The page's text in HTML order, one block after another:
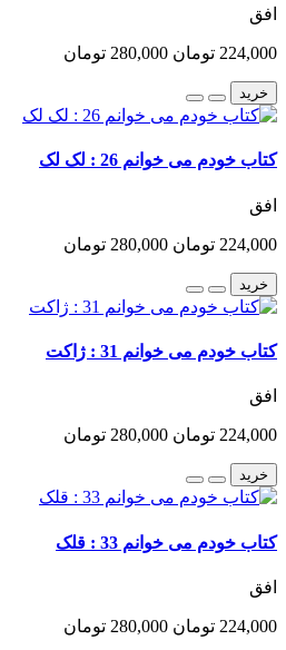
افق
224,000 تومان 280,000 تومان
خرید
کتاب خودم می خوانم 26 : لک لک
افق
224,000 تومان 280,000 تومان
خرید
کتاب خودم می خوانم 31 : ژاکت
افق
224,000 تومان 280,000 تومان
خرید
کتاب خودم می خوانم 33 : قلک
افق
224,000 تومان 280,000 تومان